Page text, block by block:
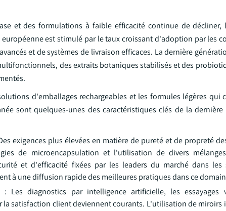
et des formulations à faible efficacité continue de décliner,
est stimulé par le taux croissant d'adoption par les
et de systèmes de livraison efficaces. La dernière
des extraits botaniques stabilisés et des
d'emballages rechargeables et les formules légères qui
sont quelques-unes des caractéristiques clés de la
exigences plus élevées en matière de pureté et de propreté
de microencapsulation et l'utilisation de divers
et d'efficacité fixées par les leaders du marché dans les
à une diffusion rapide des meilleures pratiques dans ce
Les diagnostics par intelligence artificielle, les essayages
satisfaction client deviennent courants. L'utilisation de miroirs